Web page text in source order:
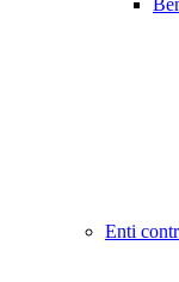
Enti